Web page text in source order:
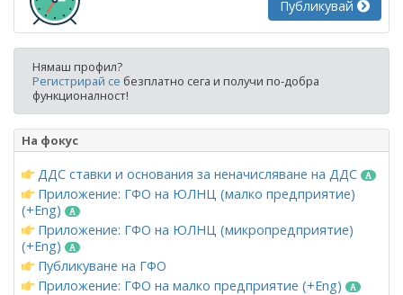
Публикувай
Нямаш профил?
Регистрирай се безплатно сега и получи по-добра
функционалност!
На фокус
ДДС ставки и основания за неначисляване на ДДС
Приложение: ГФО на ЮЛНЦ (малко предприятие)
(+Eng)
Приложение: ГФО на ЮЛНЦ (микропредприятие)
(+Eng)
Публикуване на ГФО
Приложение: ГФО на малко предприятие (+Eng)